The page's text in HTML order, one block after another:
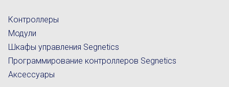
Контроллеры
Модули
Шкафы управления Segnetics
Программирование контроллеров Segnetics
Аксессуары